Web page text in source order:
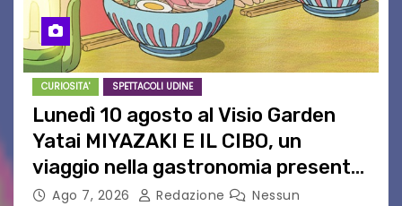
CURIOSITA' SPETTACOLI UDINE
Lunedì 10 agosto al Visio Garden
Yatai MIYAZAKI E IL CIBO, un
viaggio nella gastronomia presente
nei film di Hayao Miyazaki!
Ago 7, 2026 Redazione
Nessun